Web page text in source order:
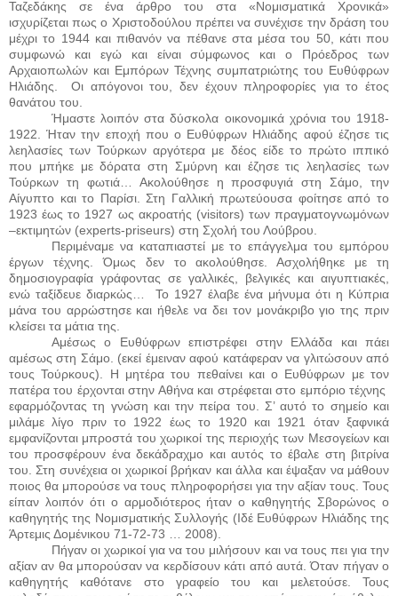
Ταζεδάκης σε ένα άρθρο του στα «Νομισματικά Χρονικά»
ισχυρίζεται πως ο Χριστοδούλου πρέπει να συνέχισε την δράση του
μέχρι το 1944 και πιθανόν να πέθανε στα μέσα του 50, κάτι που
συμφωνώ και εγώ και είναι σύμφωνος και ο Πρόεδρος των
Αρχαιοπωλών και Εμπόρων Τέχνης συμπατριώτης του Ευθύφρων
Ηλιάδης.
Οι απόγονοι του, δεν έχουν πληροφορίες για το έτος
θανάτου του.
Ήμαστε λοιπόν στα δύσκολα οικονομικά χρόνια του 1918-
1922. Ήταν την εποχή που ο Ευθύφρων Ηλιάδης αφού έζησε τις
λεηλασίες των Τούρκων αργότερα με δέος είδε το πρώτο ιππικό
που μπήκε με δόρατα στη Σμύρνη και έζησε τις λεηλασίες των
Τούρκων τη φωτιά… Ακολούθησε η προσφυγιά στη Σάμο, την
Αίγυπτο και το Παρίσι. Στη Γαλλική πρωτεύουσα φοίτησε από το
1923 έως το 1927 ως ακροατής (visitors) των πραγματογνωμόνων
–εκτιμητών (experts-priseurs) στη Σχολή του Λούβρου.
Περιμέναμε να καταπιαστεί με το επάγγελμα του εμπόρου
έργων τέχνης. Όμως δεν το ακολούθησε. Ασχολήθηκε με τη
δημοσιογραφία γράφοντας σε γαλλικές, βελγικές και αιγυπτιακές,
ενώ ταξίδευε διαρκώς…
Το 1927 έλαβε ένα μήνυμα ότι η Κύπρια
μάνα του αρρώστησε και ήθελε να δει τον μονάκριβο γιο της πριν
κλείσει τα μάτια της.
Αμέσως ο Ευθύφρων επιστρέφει στην Ελλάδα και πάει
αμέσως στη Σάμο. (εκεί έμειναν αφού κατάφεραν να γλιτώσουν από
τους Τούρκους). Η μητέρα του πεθαίνει και ο Ευθύφρων με τον
πατέρα του έρχονται στην Αθήνα και στρέφεται στο εμπόριο τέχνης
εφαρμόζοντας τη γνώση και την πείρα του. Σ’ αυτό το σημείο και
μιλάμε λίγο πριν το 1922 έως το 1920 και 1921 όταν ξαφνικά
εμφανίζονται μπροστά του χωρικοί της περιοχής των Μεσογείων και
του προσφέρουν ένα δεκάδραχμο και αυτός το έβαλε στη βιτρίνα
του. Στη συνέχεια οι χωρικοί βρήκαν και άλλα και έψαξαν να μάθουν
ποιος θα μπορούσε να τους πληροφορήσει για την αξίαν τους. Τους
είπαν λοιπόν ότι ο αρμοδιότερος ήταν ο καθηγητής Σβορώνος ο
καθηγητής της Νομισματικής Συλλογής (Ιδέ Ευθύφρων Ηλιάδης της
Άρτεμις Δομένικου 71-72-73 … 2008).
Πήγαν οι χωρικοί για να του μιλήσουν και να τους πει για την
αξίαν αν θα μπορούσαν να κερδίσουν κάτι από αυτά. Όταν πήγαν ο
καθηγητής καθότανε στο γραφείο του και μελετούσε. Τους